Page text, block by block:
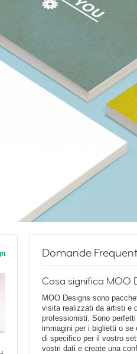
Domande
Cosa significa MOO
MOO Designs sono
visita realizzati da artisti e
professionisti. Sono
immagini per i biglietti o se
di specifico per il vostro
vostri dati e create una